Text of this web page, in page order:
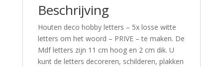
Beschrijving
Houten deco hobby letters – 5x losse witte
letters om het woord – PRIVE – te maken. De
Mdf letters zijn 11 cm hoog en 2 cm dik. U
kunt de letters decoreren, schilderen, plakken